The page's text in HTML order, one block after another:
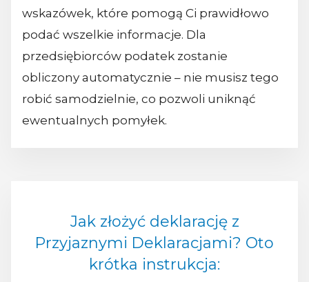
wskazówek, które pomogą Ci prawidłowo
podać wszelkie informacje. Dla
przedsiębiorców podatek zostanie
obliczony automatycznie – nie musisz tego
robić samodzielnie, co pozwoli uniknąć
ewentualnych pomyłek.
Jak złożyć deklarację z
Przyjaznymi Deklaracjami? Oto
krótka instrukcja: